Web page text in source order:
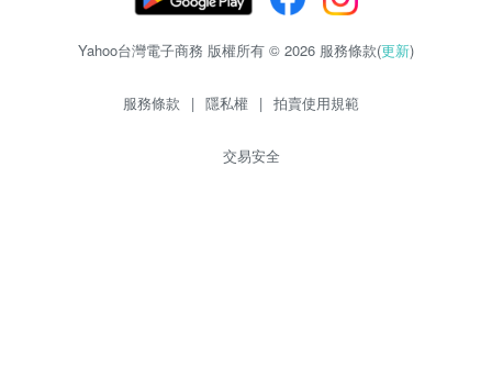
Yahoo台灣電子商務 版權所有 © 2026 服務條款(更新)
服務條款 | 隱私權 | 拍賣使用規範
交易安全